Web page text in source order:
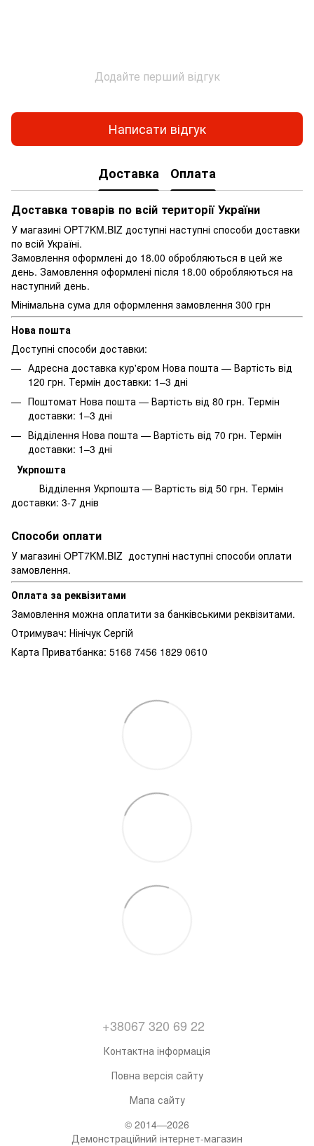
Додайте перший відгук
Написати відгук
Доставка Оплата
Доставка товарів по всій території України
У магазині OPT7KM.BIZ доступні наступні способи доставки
по всій Україні.
Замовлення оформлені до 18.00 обробляються в цей же
день. Замовлення оформлені після 18.00 обробляються на
наступний день.
Мінімальна сума для оформлення замовлення 300 грн
Нова пошта
Доступні способи доставки:
Адресна доставка кур'єром Нова пошта — Вартість від
120 грн. Термін доставки: 1–3 дні
Поштомат Нова пошта — Вартість від 80 грн. Термін
доставки: 1–3 дні
Відділення Нова пошта — Вартість від 70 грн. Термін
доставки: 1–3 дні
Укрпошта
Відділення Укрпошта — Вартість від 50 грн. Термін
доставки: 3-7 днів
Способи оплати
У магазині OPT7KM.BIZ доступні наступні способи оплати
замовлення.
Оплата за реквізитами
Замовлення можна оплатити за банківськими реквізитами.
Отримувач: Нінічук Сергій
Карта Приватбанка: 5168 7456 1829 0610
+38067 320 69 22
Контактна інформація
Повна версія сайту
Мапа сайту
© 2014—2026
Демонстраційний інтернет-магазин